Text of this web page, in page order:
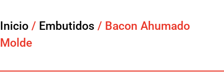
Inicio / Embutidos / Bacon Ahumado
Molde